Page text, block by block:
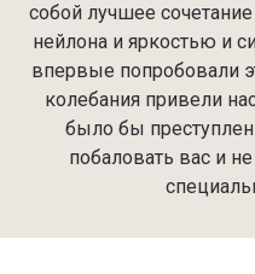
собой лучшее
нейлона и яркостью и
впервые попробовали
колебания привели
было бы
побаловать вас и